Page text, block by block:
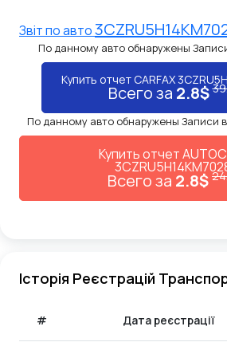
Звiт по авто
По данному авто обнаружены
Купить отчет CARFAX
Всего за 2.8$
По данному авто обнаружены Записи в
Купить отчет
Всего за 2.8$
Історія Реєстрацій
# Дата реєстрації